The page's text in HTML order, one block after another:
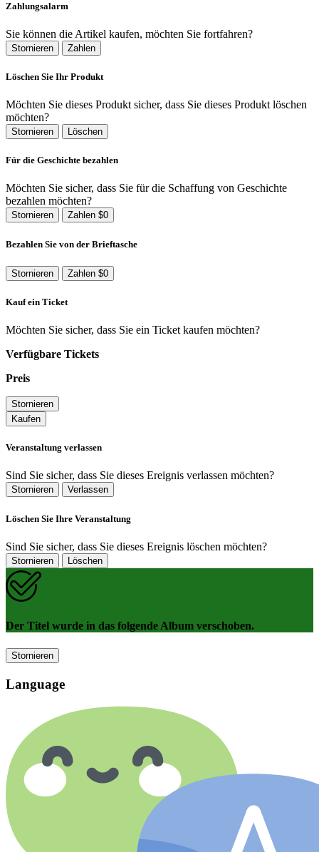
Zahlungsalarm
Sie können die Artikel kaufen, möchten Sie fortfahren?
Stornieren Zahlen
Löschen Sie Ihr Produkt
Möchten Sie dieses Produkt sicher, dass Sie dieses Produkt löschen
möchten?
Stornieren Löschen
Für die Geschichte bezahlen
Möchten Sie sicher, dass Sie für die Schaffung von Geschichte
bezahlen möchten?
Stornieren Zahlen $0
Bezahlen Sie von der Brieftasche
Stornieren Zahlen $0
Kauf ein Ticket
Möchten Sie sicher, dass Sie ein Ticket kaufen möchten?
Verfügbare Tickets
Preis
Stornieren
Kaufen
Veranstaltung verlassen
Sind Sie sicher, dass Sie dieses Ereignis verlassen möchten?
Stornieren Verlassen
Löschen Sie Ihre Veranstaltung
Sind Sie sicher, dass Sie dieses Ereignis löschen möchten?
Stornieren Löschen
Der Titel wurde in das folgende Album verschoben.
Stornieren
Language